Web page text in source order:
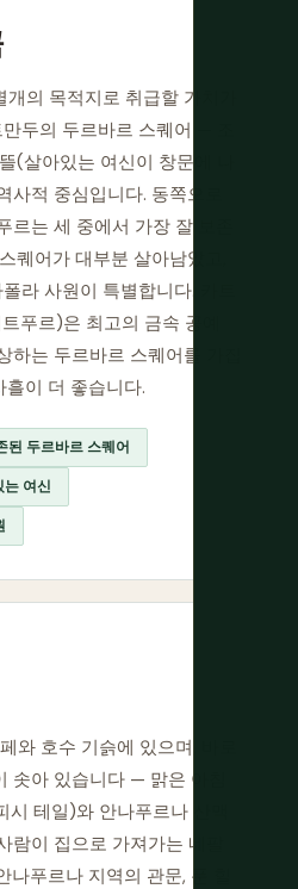
의 목적지로 취급할 가치가
두의 두르바르 스퀘어 — 조
(살아있는 여신이 창문에 나
적 중심입니다. 동쪽으로
는 세 중에서 가장 잘 보존
퀘어가 대부분 살아남았고,
라 사원이 특별합니다. 카트
푸르)은 최고의 금속 공예
하는 두르바르 스퀘어를 가집
흘이 더 좋습니다.
된 두르바르 스퀘어
여신
와 호수 기슭에 있으며, 바로
솟아 있습니다 — 맑은 아침
테일)와 안나푸르나 산맥
이 집으로 가져가는 네팔
푸르나 지역의 관문, 푼 힐